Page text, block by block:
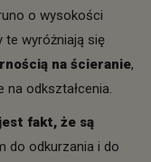
o wysokości
te wyróżniają się
na ścieranie,
na odkształcenia.
fakt, że są
do odkurzania i do